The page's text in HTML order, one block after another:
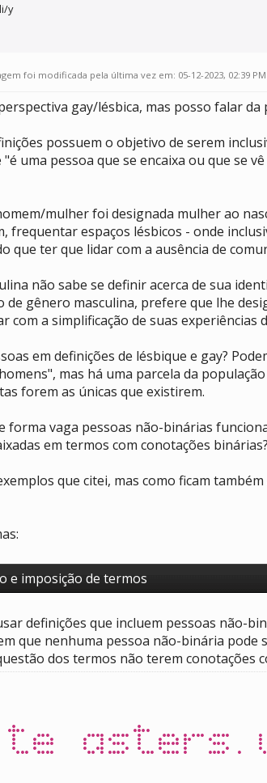
y
foi modificada pela última vez em: 05-12-2023, 02:39
gay/lésbica, mas posso falar
possuem o objetivo de serem
uma pessoa que se encaixa ou que se
mulher foi designada mulher ao
frequentar espaços lésbicos - onde
que ter que lidar com a ausência de
não sabe se definir acerca de sua
de gênero masculina, prefere que lhe
com a simplificação de suas experiências
em definições de lésbique e gay?
mas há uma parcela da
forem as únicas que existirem.
forma vaga pessoas não-binárias
em termos com conotações binárias?
que citei, mas como ficam
e imposição de termos
definições que incluem pessoas não-
que nenhuma pessoa não-binária
dos termos não terem